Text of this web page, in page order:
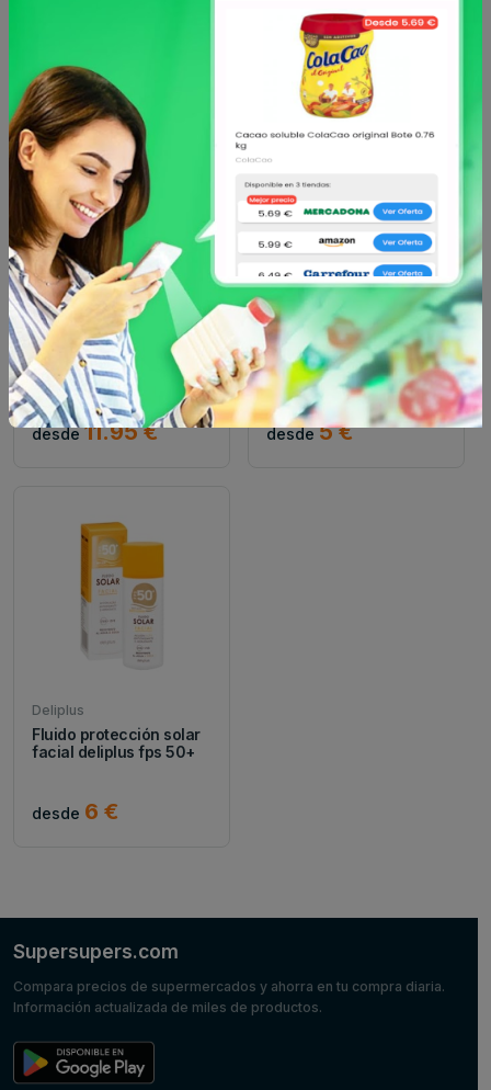
desde1.65 €
Sin marca
Fluido protección solar
facial nivea tono
medio...
desde11.95 €
Deliplus
Aceite solar protector
deliplus fps 30
desde5 €
Deliplus
Fluido protección solar
facial deliplus fps 50+
desde 6 €
Supersupers.com
Compara precios de supermercados y ahorra en tu compra diaria.
Información actualizada de miles de productos.